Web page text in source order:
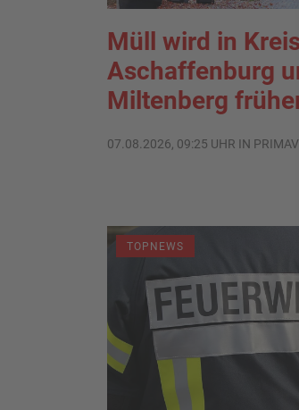
Müll wird in
Aschaffenburg
Miltenberg
07.08.2026, 09:25 UHR IN
TOPNEWS